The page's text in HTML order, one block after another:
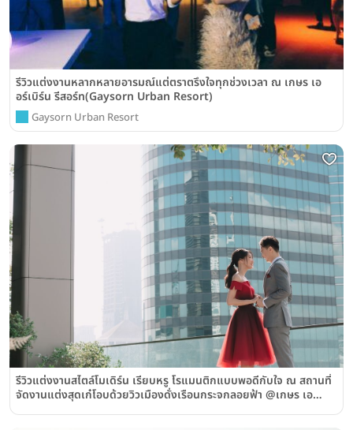
รีวิวแต่งงานหลากหลายอารมณ์แต่ตราตรึงใจทุกช่วงเวลา ณ เกษร เอ
อร์เบิร์น รีสอร์ท(Gaysorn Urban Resort)
Gaysorn Urban Resort
รีวิวแต่งงานสไตล์โมเดิร์น เรียบหรู โรแมนติกแบบพอดีกับใจ ณ สถานที่
จัดงานแต่งสุดเก๋โอบด้วยวิวเมืองดั่งเรือนกระจกลอยฟ้า @เกษร เอ